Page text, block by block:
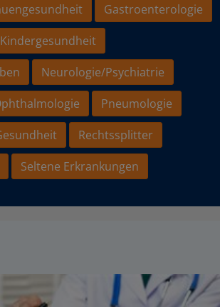
Gastroenterologie
Kindergesundheit
Neurologie/Psychiatrie
Pneumologie
Rechtssplitter
Seltene Erkrankungen